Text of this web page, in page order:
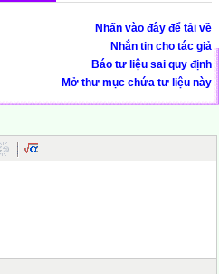
Nhấn vào đây để tải về
Nhắn tin cho tác giả
Báo tư liệu sai quy định
Mở thư mục chứa tư liệu này